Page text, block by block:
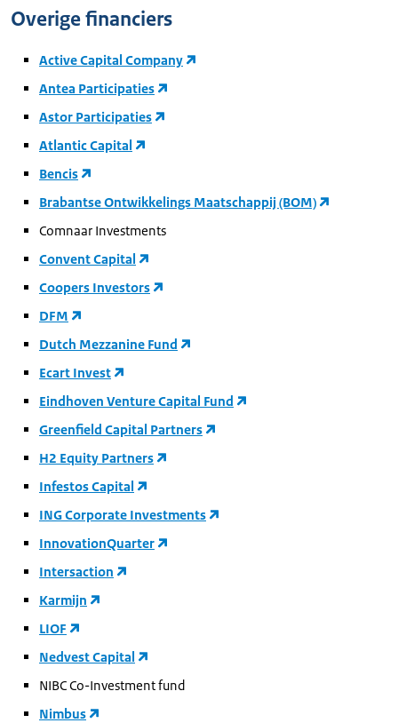
Overige financiers
Active Capital Company
Antea Participaties
Astor Participaties
Atlantic Capital
Bencis
Brabantse Ontwikkelings Maatschappij (BOM)
Comnaar Investments
Convent Capital
Coopers Investors
DFM
Dutch Mezzanine Fund
Ecart Invest
Eindhoven Venture Capital Fund
Greenfield Capital Partners
H2 Equity Partners
Infestos Capital
ING Corporate Investments
InnovationQuarter
Intersaction
Karmijn
LIOF
Nedvest Capital
NIBC Co-Investment fund
Nimbus